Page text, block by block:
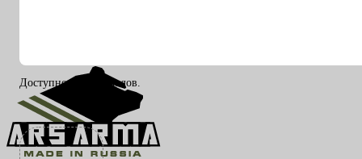
Доступно 200 символов.